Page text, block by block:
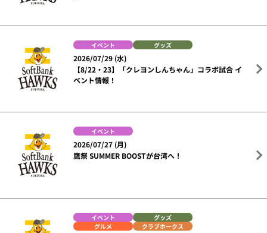
イベント グッズ
2026/07/29 (水)
【8/22・23】「クレヨンしんちゃん」コラボ試合 イ
ベント情報！
イベント
2026/07/27 (月)
鷹祭 SUMMER BOOSTが台湾へ！
イベント
グッズ
グルメ
クラブホークス